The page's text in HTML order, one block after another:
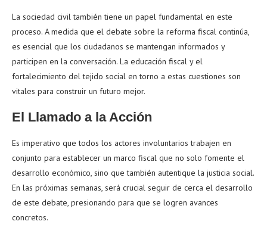
La sociedad civil también tiene un papel fundamental en este
proceso. A medida que el debate sobre la reforma fiscal continúa,
es esencial que los ciudadanos se mantengan informados y
participen en la conversación. La educación fiscal y el
fortalecimiento del tejido social en torno a estas cuestiones son
vitales para construir un futuro mejor.
El Llamado a la Acción
Es imperativo que todos los actores involuntarios trabajen en
conjunto para establecer un marco fiscal que no solo fomente el
desarrollo económico, sino que también autentique la justicia social.
En las próximas semanas, será crucial seguir de cerca el desarrollo
de este debate, presionando para que se logren avances
concretos.